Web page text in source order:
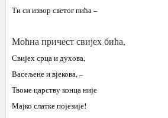
Ти си извор светог пића –
Моћна причест свијех бића,
Свијех срца и духова,
Васељене и вјекова, –
Твоме царству конца није
Мајко слатке појезије!